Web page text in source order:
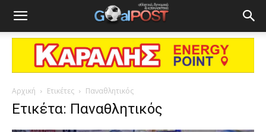
Αρχική Ετικέτες Παναθλητικός
Ετικέτα: Παναθλητικός